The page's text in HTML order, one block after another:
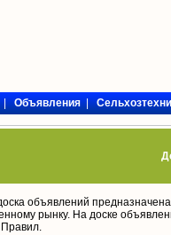
Объявления|
объявлений
рынку. На доске
Правил.